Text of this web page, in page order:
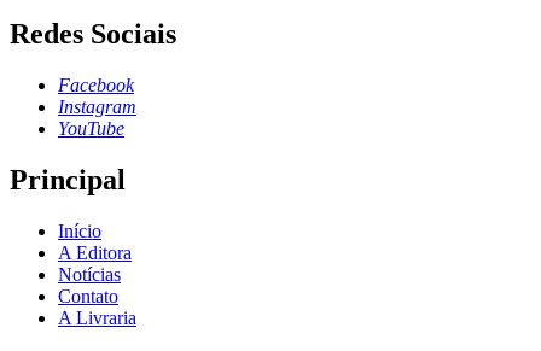
Redes Sociais
Facebook
Instagram
YouTube
Principal
Início
A Editora
Notícias
Contato
A Livraria